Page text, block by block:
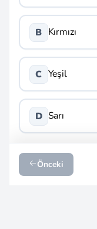
B Kırmızı
C Yeşil
D Sarı
Önceki